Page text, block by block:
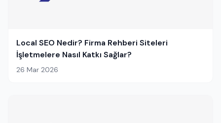
Local SEO Nedir? Firma Rehberi Siteleri
İşletmelere Nasıl Katkı Sağlar?
26 Mar 2026